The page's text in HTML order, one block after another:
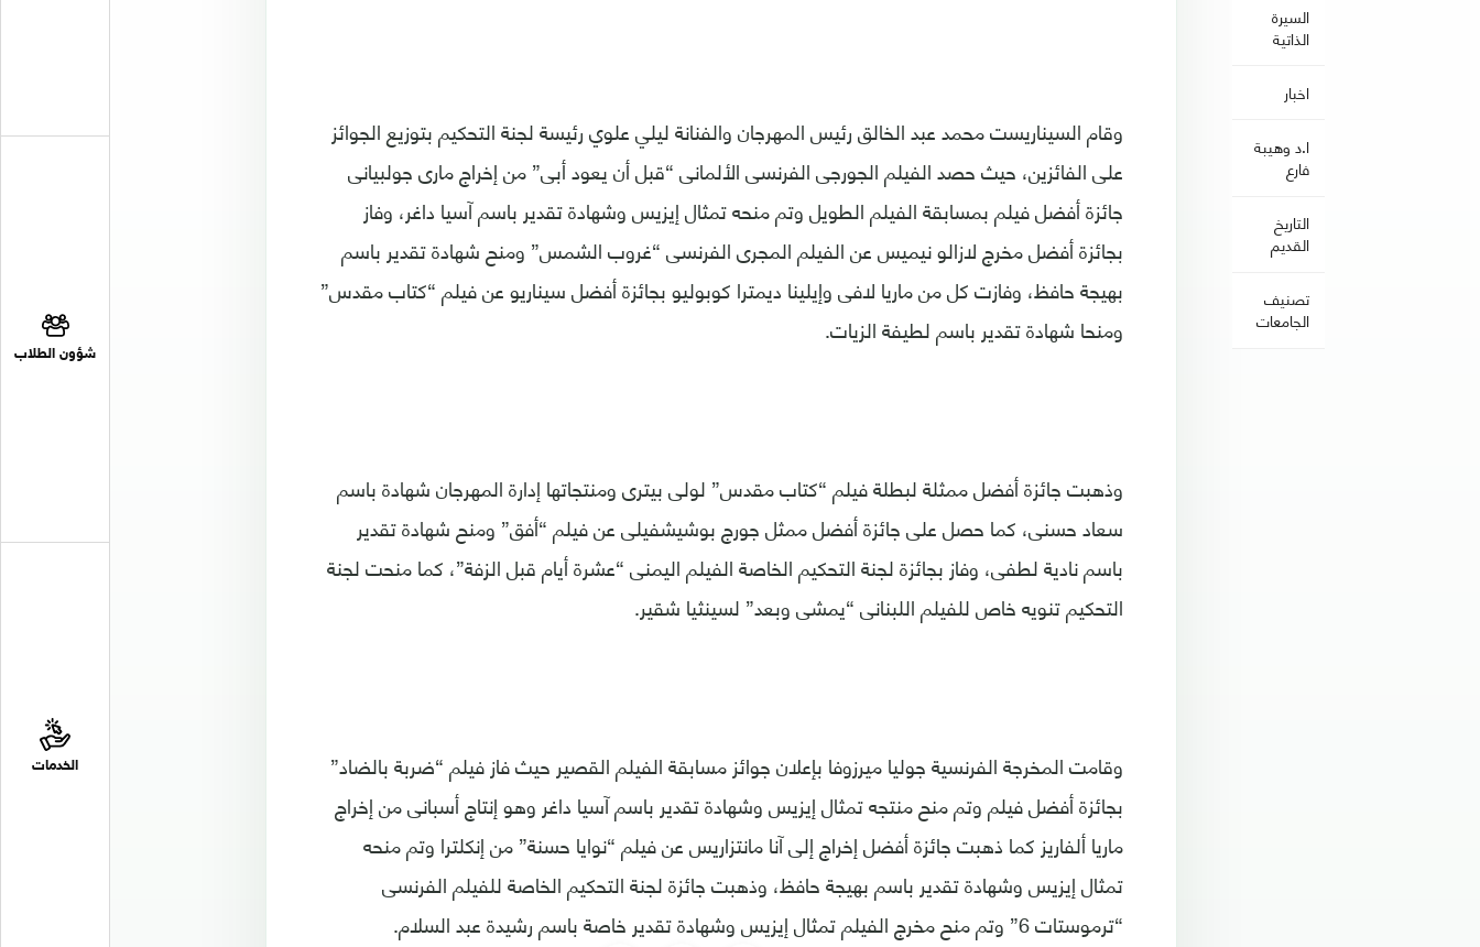
شؤون الطلاب
الخدمات
السيرة
الذاتية
اخبار
ا.د وهيبة
فارع
التاريخ
القديم
تصنيف
الجامعات
وقام السيناريست محمد عبد الخالق رئيس المهرجان والفنانة ليلي علوي رئيسة لجنة التحكيم بتوزيع الجوائز
على الفائزين، حيث حصد الفيلم الجورجى الفرنسى الألمانى “قبل أن يعود أبى” من إخراج مارى جولبيانى
جائزة أفضل فيلم بمسابقة الفيلم الطويل وتم منحه تمثال إيزيس وشهادة تقدير باسم آسيا داغر، وفاز
بجائزة أفضل مخرج لازالو نيميس عن الفيلم المجرى الفرنسى “غروب الشمس” ومنح شهادة تقدير باسم
بهيجة حافظ، وفازت كل من ماريا لافى وإيلينا ديمترا كوبوليو بجائزة أفضل سيناريو عن فيلم “كتاب مقدس”
ومنحا شهادة تقدير باسم لطيفة الزيات.
وذهبت جائزة أفضل ممثلة لبطلة فيلم “كتاب مقدس” لولى بيترى ومنتجاتها إدارة المهرجان شهادة باسم
سعاد حسنى، كما حصل على جائزة أفضل ممثل جورج بوشيشفيلى عن فيلم “أفق” ومنح شهادة تقدير
باسم نادية لطفى، وفاز بجائزة لجنة التحكيم الخاصة الفيلم اليمنى “عشرة أيام قبل الزفة”، كما منحت لجنة
التحكيم تنويه خاص للفيلم اللبنانى “يمشى وبعد” لسينثيا شقير.
وقامت المخرجة الفرنسية جوليا ميرزوفا بإعلان جوائز مسابقة الفيلم القصير حيث فاز فيلم “ضربة بالضاد”
بجائزة أفضل فيلم وتم منح منتجه تمثال إيزيس وشهادة تقدير باسم آسيا داغر وهو إنتاج أسبانى من إخراج
ماريا ألفاريز كما ذهبت جائزة أفضل إخراج إلى آنا مانتزاريس عن فيلم “نوايا حسنة” من إنكلترا وتم منحه
تمثال إيزيس وشهادة تقدير باسم بهيجة حافظ، وذهبت جائزة لجنة التحكيم الخاصة للفيلم الفرنسى
“ترموستات 6” وتم منح مخرج الفيلم تمثال إيزيس وشهادة تقدير خاصة باسم رشيدة عبد السلام.